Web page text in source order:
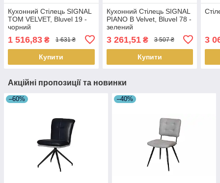
Кухонний Стілець SIGNAL
TOM VELVET, Bluvel 19 -
чорний
1 516,83 ₴ 1 631 ₴
Купити
Кухонний Стілець SIGNAL
PIANO B Velvet, Bluvel 78 -
зелений
3 261,51₴ 3 507 ₴
Купити
3
Акційні пропозиції та новинки
–60% –40%